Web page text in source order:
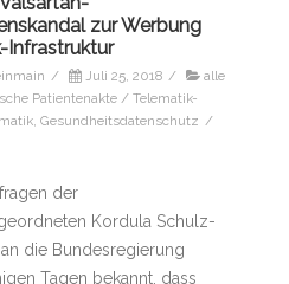
zur Werbung
Infrastruktur
/ Juli 25, 2018 /
alle
Patientenakte / Telematik-
Gesundheitsdatenschutz /
der
Kordula Schulz-
die Bundesregierung
Tagen bekannt, dass